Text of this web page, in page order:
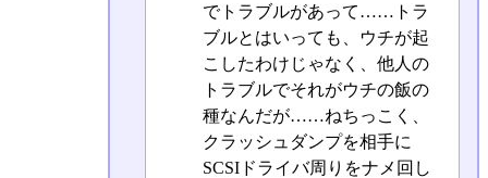
でトラブルがあって……トラ
ブルとはいっても、ウチが起
こしたわけじゃなく、他人の
トラブルでそれがウチの飯の
種なんだが……ねちっこく、
クラッシュダンプを相手に
SCSIドライバ周りをナメ回し